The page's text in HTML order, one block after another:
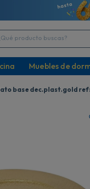
producto buscas?
Muebles de
base dec.plast.gold